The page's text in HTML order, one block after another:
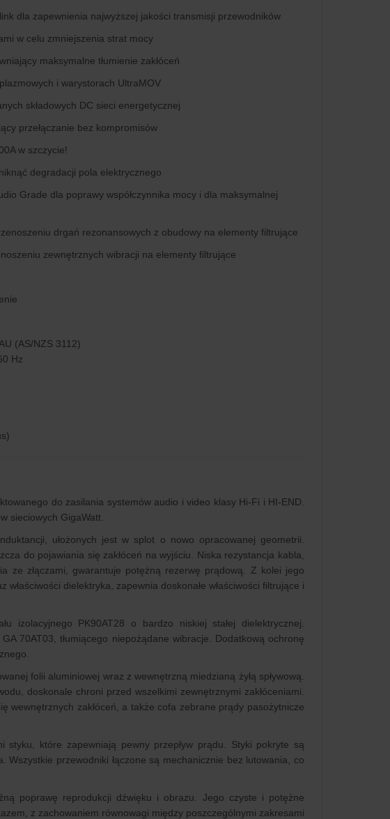
dla zapewnienia najwyższej jakości transmisji przewodników
w celu zmniejszenia strat mocy
maksymalne tłumienie zakłóceń
i warystorach UltraMOV
składowych DC sieci energetycznej
przełączanie bez kompromisów
w szczycie!
degradacji pola elektrycznego
Grade dla poprawy współczynnika mocy i dla maksymalnej
drgań rezonansowych z obudowy na elementy filtrujące
zewnętrznych wibracji na elementy filtrujące
(AS/NZS 3112)
Hz
do zasilania systemów audio i video klasy Hi-Fi i HI-END.
sieciowych GigaWatt.
ułożonych jest w splot o nowo opracowanej geometrii.
do pojawiania się zakłóceń na wyjściu. Niska rezystancja kabla,
ze złączami, gwarantuje potężną rezerwę prądową. Z kolei jego
dielektryka, zapewnia doskonałe właściwości filtrujące i
izolacyjnego PK90AT28 o bardzo niskiej stałej dielektrycznej.
70AT03, tłumiącego niepożądane wibracje. Dodatkową ochronę
folii aluminiowej wraz z wewnętrzną miedzianą żyłą spływową.
doskonale chroni przed wszelkimi zewnętrznymi zakłóceniami.
wewnętrznych zakłóceń, a także cofa zebrane prądy pasożytnicze
styku, które zapewniają pewny przepływ prądu. Styki pokryte są
Wszystkie przewodniki łączone są mechanicznie bez lutowania, co
poprawę reprodukcji dźwięku i obrazu. Jego czyste i potężne
z zachowaniem równowagi między poszczególnymi zakresami